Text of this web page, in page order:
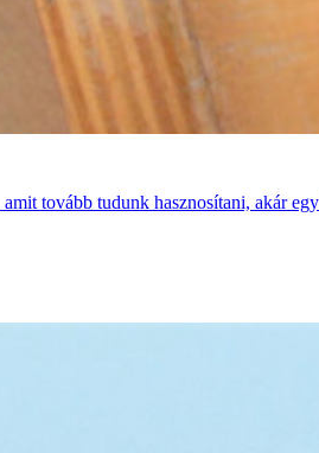
tovább tudunk hasznosítani, akár